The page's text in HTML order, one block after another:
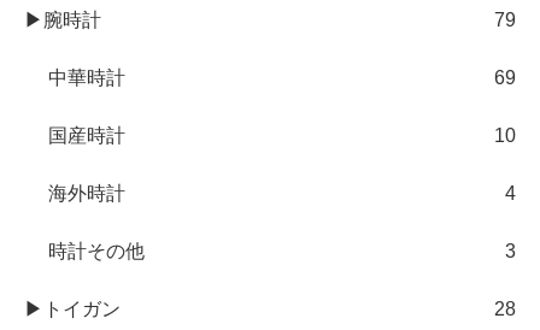
▶腕時計 79
中華時計 69
国産時計 10
海外時計 4
時計その他 3
▶トイガン 28